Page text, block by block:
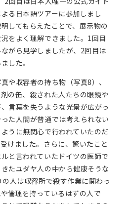
る日本語ツアーに参加しまし
してもらえたことで、展示物の
をよく理解できました。1回目
がら見学しましたが、2回目は
した。
や収容者の持ち物（写真8）、
の缶、殺された人たちの眼鏡や
言葉を失うような光景が広がっ
た人間が普通では考えられない
うに無関心で行われていたのだ
けました。さらに、驚いたこと
と言われていたドイツの医師で
たユダヤ人の中から健康そうな
人は収容所で殺す作業に関わっ
倫理を持っているはずの人で